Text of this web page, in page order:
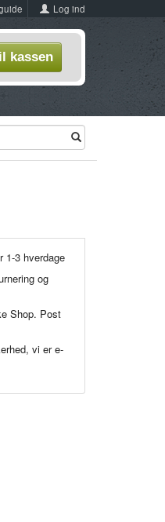
Log ind
kassen
1-3 hverdage
og
Shop. Post
vi er e-